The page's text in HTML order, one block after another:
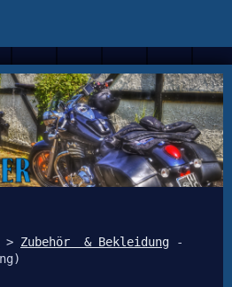
> Zubehör  & Bekleidung -